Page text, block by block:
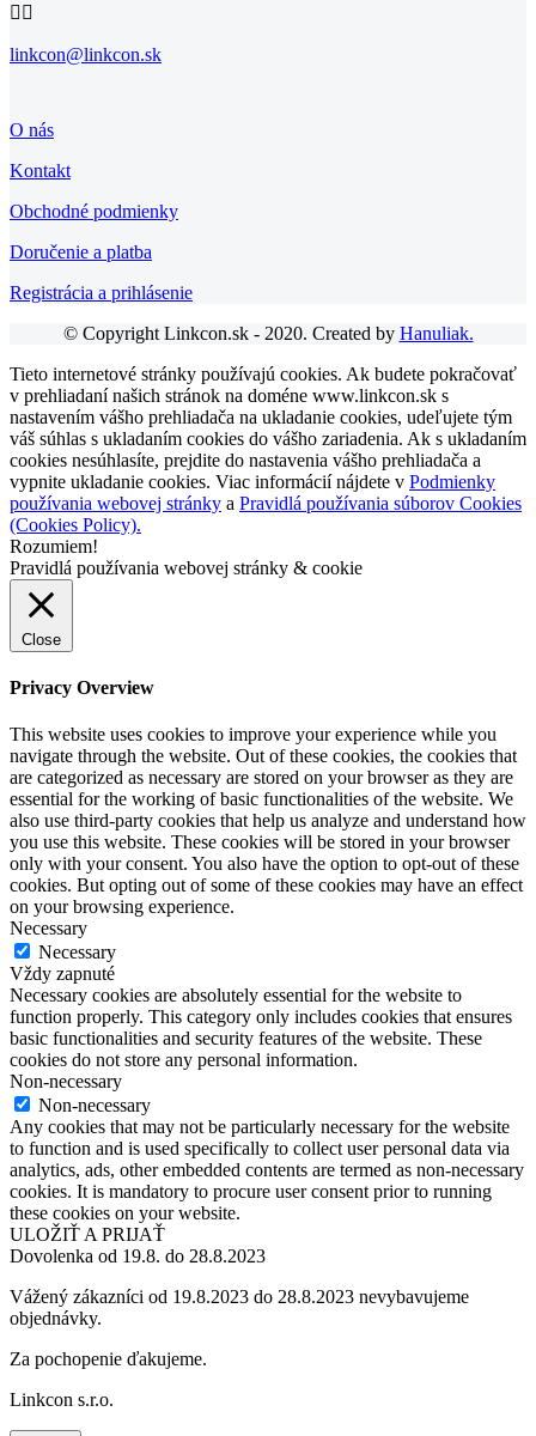
 
linkcon@linkcon.sk
O nás
Kontakt
Obchodné podmienky
Doručenie a platba
Registrácia a prihlásenie
© Copyright Linkcon.sk - 2020. Created by Hanuliak.
Tieto internetové stránky používajú cookies. Ak budete pokračovať
v prehliadaní našich stránok na doméne www.linkcon.sk s
nastavením vášho prehliadača na ukladanie cookies, udeľujete tým
váš súhlas s ukladaním cookies do vášho zariadenia. Ak s ukladaním
cookies nesúhlasíte, prejdite do nastavenia vášho prehliadača a
vypnite ukladanie cookies. Viac informácií nájdete v Podmienky
používania webovej stránky a Pravidlá používania súborov Cookies
(Cookies Policy).
Rozumiem!
Pravidlá používania webovej stránky & cookie
Close
Privacy Overview
This website uses cookies to improve your experience while you
navigate through the website. Out of these cookies, the cookies that
are categorized as necessary are stored on your browser as they are
essential for the working of basic functionalities of the website. We
also use third-party cookies that help us analyze and understand how
you use this website. These cookies will be stored in your browser
only with your consent. You also have the option to opt-out of these
cookies. But opting out of some of these cookies may have an effect
on your browsing experience.
Necessary
Necessary
Vždy zapnuté
Necessary cookies are absolutely essential for the website to
function properly. This category only includes cookies that ensures
basic functionalities and security features of the website. These
cookies do not store any personal information.
Non-necessary
Non-necessary
Any cookies that may not be particularly necessary for the website
to function and is used specifically to collect user personal data via
analytics, ads, other embedded contents are termed as non-necessary
cookies. It is mandatory to procure user consent prior to running
these cookies on your website.
ULOŽIŤ A PRIJAŤ
Dovolenka od 19.8. do 28.8.2023
Vážený zákazníci od 19.8.2023 do 28.8.2023 nevybavujeme
objednávky.
Za pochopenie ďakujeme.
Linkcon s.r.o.